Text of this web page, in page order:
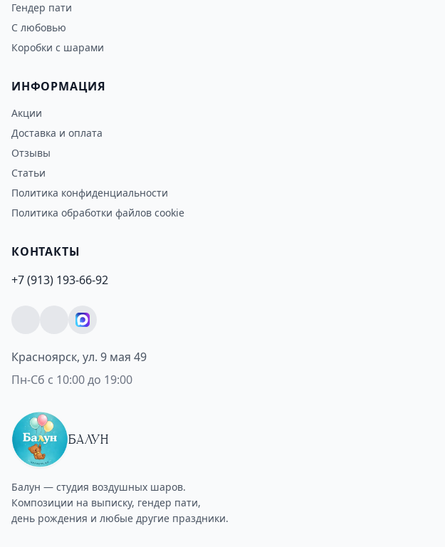
Гендер пати
С любовью
Коробки с шарами
ИНФОРМАЦИЯ
Акции
Доставка и оплата
Отзывы
Статьи
Политика конфиденциальности
Политика обработки файлов cookie
КОНТАКТЫ
+7 (913) 193-66-92
Красноярск, ул. 9 мая 49
Пн-Сб с 10:00 до 19:00
БАЛУН
Балун — студия воздушных шаров.
Композиции на выписку, гендер пати,
день рождения и любые другие праздники.